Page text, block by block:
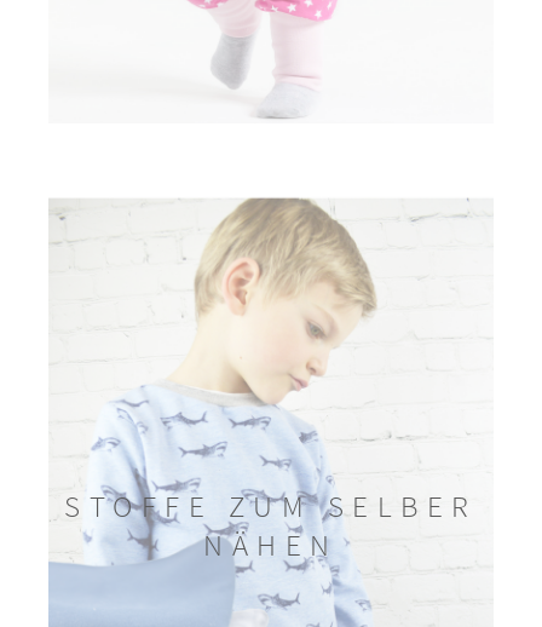
STOFFE ZUM SELBER
NÄHEN